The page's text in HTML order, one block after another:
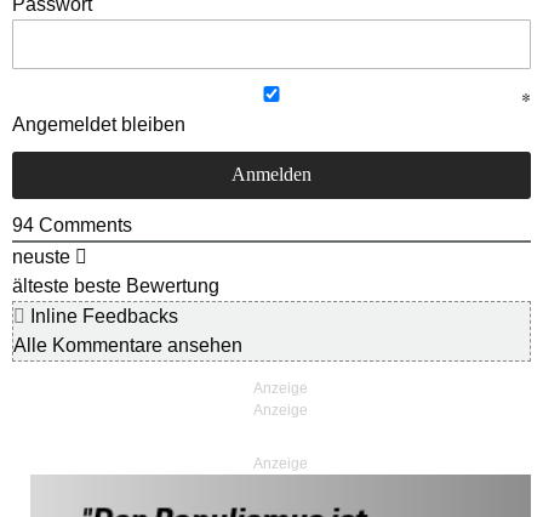
Angemeldet bleiben
94 Comments
neuste
älteste beste Bewertung
Inline Feedbacks
Alle Kommentare ansehen
Anzeige